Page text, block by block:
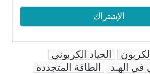
الحياد الكربوني
في الهند
الطاقة المتجددة